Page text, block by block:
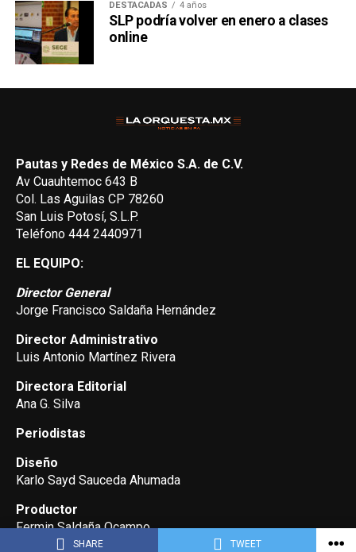
SHARE TWEET
DESTACADAS 4 años
SLP podría volver en enero a clases
online
Pautas y Redes de México S.A. de C.V.
Av Cuauhtemoc 643 B
Col. Las Aguilas CP 78260
San Luis Potosí, S.L.P.
Teléfono 444 2440971
EL EQUIPO:
Director General
Jorge Francisco Saldaña Hernández
Director Administrativo
Luis Antonio Martínez Rivera
Directora Editorial
Ana G. Silva
Periodistas
Diseño
Karlo Sayd Sauceda Ahumada
Productor
Fermin Saldaña Ocampo